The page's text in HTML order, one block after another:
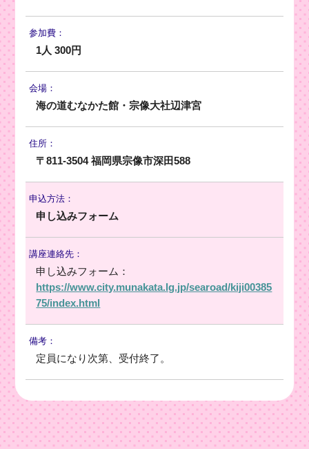
参加費：
1人 300円
会場：
海の道むなかた館・宗像大社辺津宮
住所：
〒811-3504 福岡県宗像市深田588
申込方法：
申し込みフォーム
講座連絡先：
申し込みフォーム：
https://www.city.munakata.lg.jp/searoad/kiji00385
75/index.html
備考：
定員になり次第、受付終了。